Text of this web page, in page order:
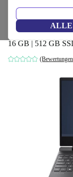
ALLE
HP Victus
16 GB | 512 GB